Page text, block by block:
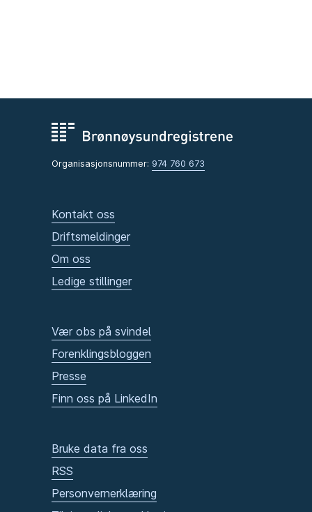
Organisasjonsnummer: 974 760 673
Kontakt oss
Driftsmeldinger
Om oss
Ledige stillinger
Vær obs på svindel
Forenklingsbloggen
Presse
Finn oss på LinkedIn
Bruke data fra oss
RSS
Personvernerklæring